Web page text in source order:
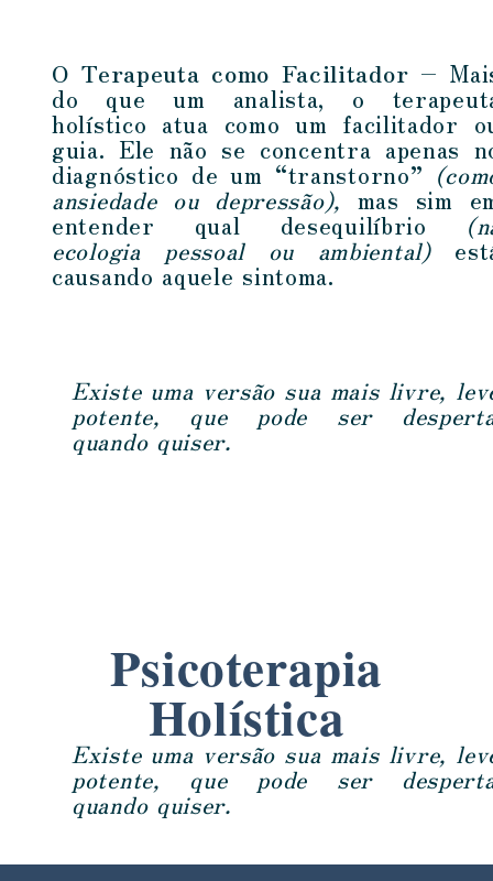
O Terapeuta como Facilitador –
do que um analista, o
holístico atua como um facilitador
guia. Ele não se concentra apenas
diagnóstico de um “transtorno”
ansiedade ou depressão), mas sim
entender qual desequilíbrio
ecologia pessoal ou ambiental)
causando aquele sintoma.
Existe uma versão sua mais livre,
potente, que pode ser
quando quiser.
Psicoterapia
Holística
Existe uma versão sua mais livre,
potente, que pode ser
quando quiser.